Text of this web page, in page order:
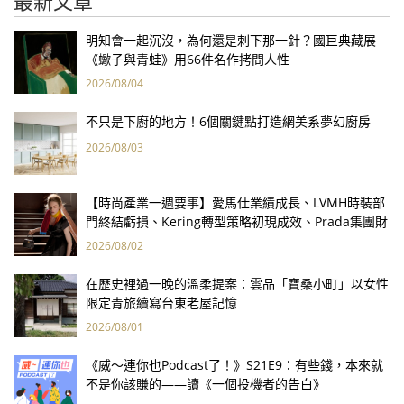
明知會一起沉沒，為何還是刺下那一針？國巨典藏展
《蠍子與青蛙》用66件名作拷問人性
2026/08/04
不只是下廚的地方！6個關鍵點打造網美系夢幻廚房
2026/08/03
【時尚產業一週要事】愛馬仕業績成長、LVMH時裝部
門終結虧損、Kering轉型策略初現成效、Prada集團財
報亮眼
2026/08/02
在歷史裡過一晚的溫柔提案：雲品「寶桑小町」以女性
限定青旅續寫台東老屋記憶
2026/08/01
《威～連你也Podcast了！》S21E9：有些錢，本來就
不是你該賺的——讀《一個投機者的告白》